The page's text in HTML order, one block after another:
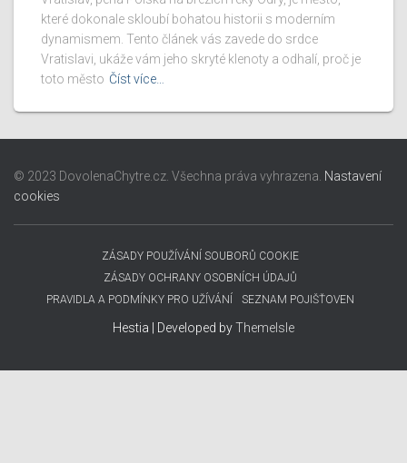
které dokonale skloubí bohatou historii s moderním
dynamismem. Tento článek vás zavede do srdce
Vratislavi, ukáže vám jeho skryté klenoty a odhalí, proč je
toto město Číst více…
© 2023 DovolenaChytre.cz. Všechna práva vyhrazena. Nastavení
cookies
ZÁSADY POUŽÍVÁNÍ SOUBORŮ COOKIE
ZÁSADY OCHRANY OSOBNÍCH ÚDAJŮ
PRAVIDLA A PODMÍNKY PRO UŽÍVÁNÍ
SEZNAM POJIŠŤOVEN
Hestia | Developed byThemeIsle